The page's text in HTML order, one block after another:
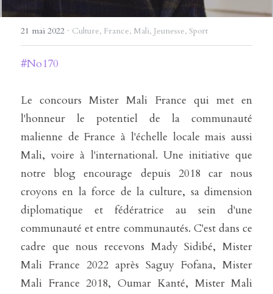
21 mai 2022 · Culture, France, Mali, Jeunesse, Sport
#No170
Le concours Mister Mali France qui met en
l'honneur le potentiel de la communauté
malienne de France à l'échelle locale mais aussi
Mali, voire à l'international. Une initiative que
notre blog encourage depuis 2018 car nous
croyons en la force de la culture, sa dimension
diplomatique et fédératrice au sein d'une
communauté et entre communautés. C'est dans ce
cadre que nous recevons Mady Sidibé, Mister
Mali France 2022 après Saguy Fofana, Mister
Mali France 2018, Oumar Kanté, Mister Mali